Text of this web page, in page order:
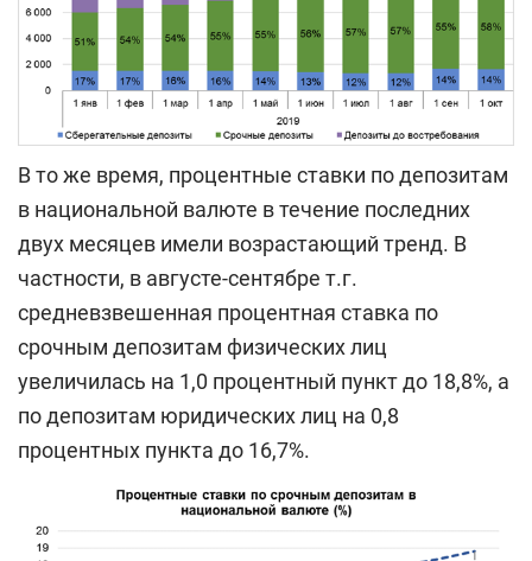
В то же время, процентные ставки по депозитам
в национальной валюте в течение последних
двух месяцев имели возрастающий тренд. В
частности, в августе-сентябре т.г.
средневзвешенная процентная ставка по
срочным депозитам физических лиц
увеличилась на 1,0 процентный пункт до 18,8%, а
по депозитам юридических лиц на 0,8
процентных пункта до 16,7%.